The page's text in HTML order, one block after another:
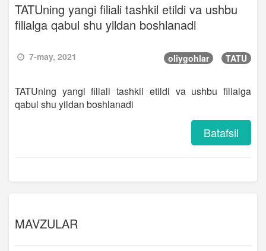
TATUning yangi filiali tashkil etildi va ushbu
filialga qabul shu yildan boshlanadi
7-may, 2021 oliygohlar TATU
TATUning yangi filiali tashkil etildi va ushbu filialga
qabul shu yildan boshlanadi
Batafsil
MAVZULAR